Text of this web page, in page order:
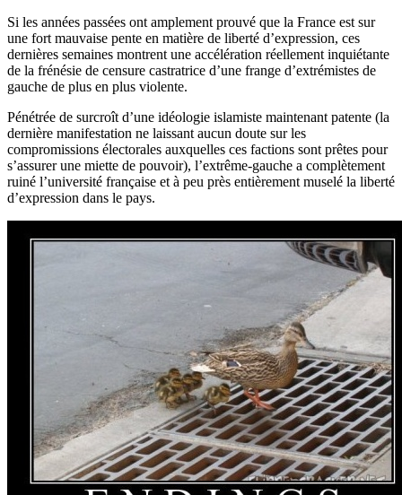
Si les années passées ont amplement prouvé que la France est sur
une fort mauvaise pente en matière de liberté d’expression, ces
dernières semaines montrent une accélération réellement inquiétante
de la frénésie de censure castratrice d’une frange d’extrémistes de
gauche de plus en plus violente.
Pénétrée de surcroît d’une idéologie islamiste maintenant patente (la
dernière manifestation ne laissant aucun doute sur les
compromissions électorales auxquelles ces factions sont prêtes pour
s’assurer une miette de pouvoir), l’extrême-gauche a complètement
ruiné l’université française et à peu près entièrement muselé la liberté
d’expression dans le pays.